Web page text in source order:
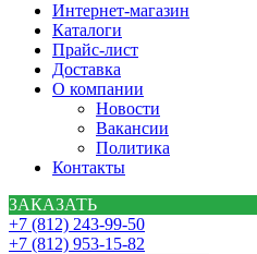
Интернет-магазин
Каталоги
Прайс-лист
Доставка
О компании
Новости
Вакансии
Политика
Контакты
ЗАКАЗАТЬ
+7 (812) 243-99-50
+7 (812) 953-15-82